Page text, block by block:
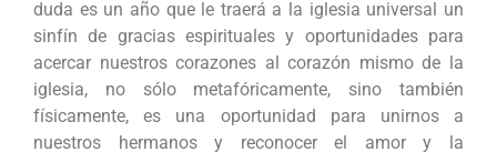
duda es un año que le traerá a la iglesia universal un
sinfín de gracias espirituales y oportunidades para
acercar nuestros corazones al corazón mismo de la
iglesia, no sólo metafóricamente, sino también
físicamente, es una oportunidad para unirnos a
nuestros hermanos y reconocer el amor y la